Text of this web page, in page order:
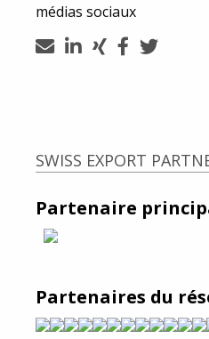
médias sociaux
SWISS EXPORT
Partenaire
Partenaires du